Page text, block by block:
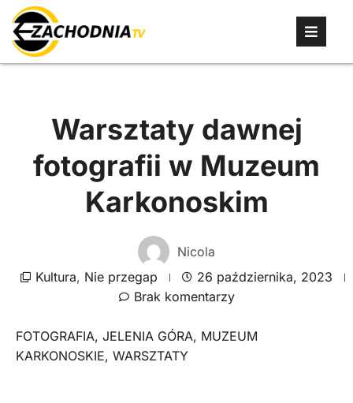
Warsztaty dawnej
fotografii w Muzeum
Karkonoskim
Nicola
Kultura, Nie przegap
26 października, 2023
Brak komentarzy
FOTOGRAFIA, JELENIA GÓRA, MUZEUM
KARKONOSKIE, WARSZTATY